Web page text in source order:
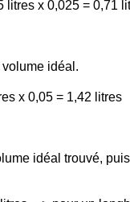
litres x 0,025 =
volume idéal.
x 0,05 = 1,42
idéal trouvé,